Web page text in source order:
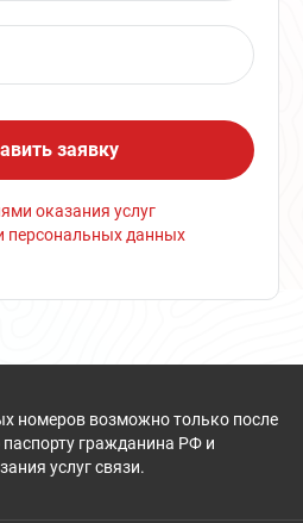
оказания услуг
персональных данных
номеров возможно только после
гражданина РФ и
услуг связи.